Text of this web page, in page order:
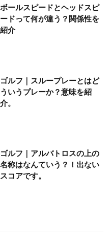
ボールスピードとヘッドスピ
ードって何が違う？関係性を
紹介
ゴルフ｜スループレーとはど
ういうプレーか？意味を紹
介。
ゴルフ｜アルバトロスの上の
名称はなんていう？！出ない
スコアです。